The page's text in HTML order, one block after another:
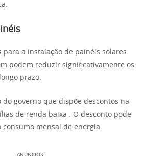
para a instalação de painéis solares
podem reduzir significativamente os
prazo.
do governo que dispõe descontos na
de renda baixa . O desconto pode
mensal de energia.
ANÚNCIOS